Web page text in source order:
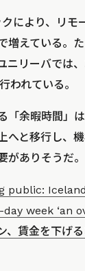
により、リモ
増えている。
ニリーバでは
われている。
「余暇時間」
へと移行し、
がありそうだ。
public:
day week ‘an
、賃金を下げ